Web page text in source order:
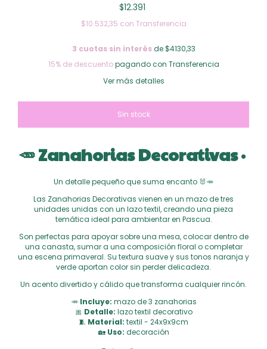
$12.391
$10.532,35 con Transferencia
3 cuotas sin interésde $4130,33
15% de descuentopagando con Transferencia
Ver más detalles
🥕 Zanahorias Decorativas ·
Un detalle pequeño que suma encanto 🐰🥕
Las Zanahorias Decorativas vienen en un mazo de tres
unidades unidas con un lazo textil, creando una pieza
temática ideal para ambientar en Pascua.
Son perfectas para apoyar sobre una mesa, colocar dentro de
una canasta, sumar a una composición floral o completar
una escena primaveral. Su textura suave y sus tonos naranja y
verde aportan color sin perder delicadeza.
Un acento divertido y cálido que transforma cualquier rincón.
🥕 Incluye: mazo de 3 zanahorias
🎀 Detalle: lazo textil decorativo
🧵 Material: textil - 24x9x9cm
🏡 Uso: decoración